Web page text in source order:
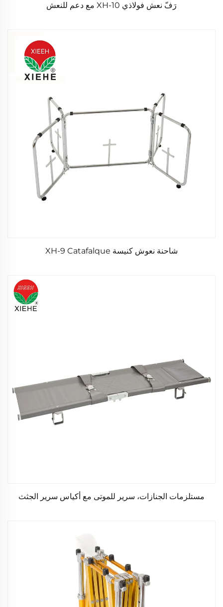
رَفّ نعش فولاذي XH-10 مع دعم للنعش
شاحنة نعوش كنيسة XH-9 Catafalque
مستلزمات الجنازات، سرير للموتى مع أكياس سرير الجثث